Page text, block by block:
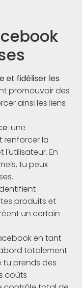
et fidéliser les
promouvoir des
ainsi les liens
: une
renforcer la
En
tu peux
produits et
un certain
en tant
totalement
tu prends des
coûts